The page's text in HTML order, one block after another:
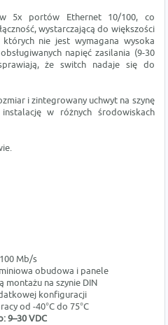
w 5x portów Ethernet 10/100, co
wystarczającą do większości
których nie jest wymagana wysoka
napięć zasilania (9-30
że switch nadaje się do
i zintegrowany uchwyt na szynę
w różnych środowiskach
Mb/s
obudowa i panele
montażu na szynie DIN
konfiguracji
od -40°C do 75°C
9–30 VDC